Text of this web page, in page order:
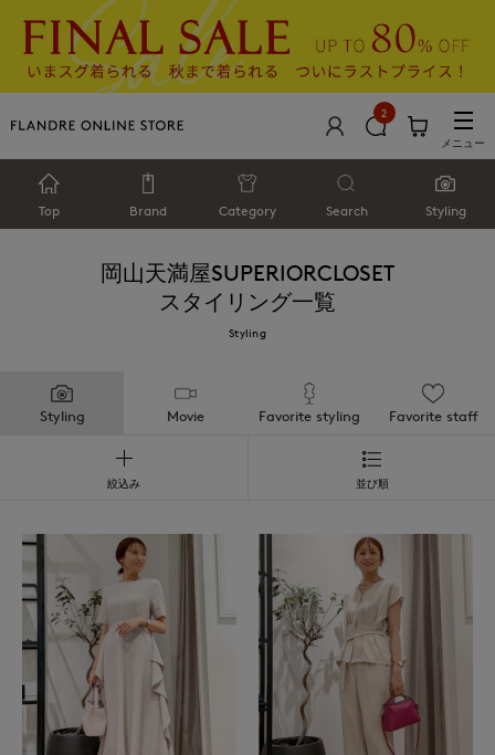
2
メニュー
Top Brand Category Search Styling
岡山天満屋SUPERIORCLOSET
スタイリング一覧
Styling
Styling Movie Favorite styling Favorite staff
絞込み 並び順